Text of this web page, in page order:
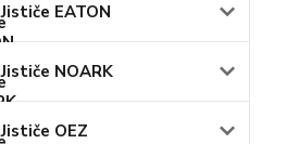
Jističe EATON
Jističe NOARK
Jističe OEZ